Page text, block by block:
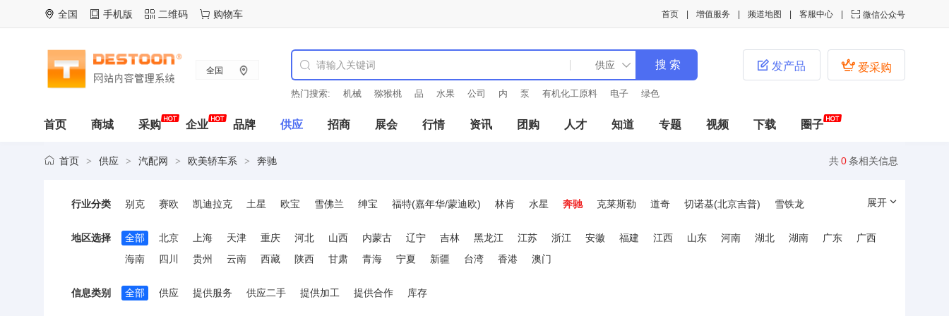
全国 手机版 二维码 购物车  微信公众号
客服中心
频道地图
增值服务
首页
全国
热门搜索: 机械 猕猴桃 品 水果 公司 内 泵 有机化工原料 电子 绿色
 爱采购
 发产品
首页 商城 采购 企业 品牌 供应 招商 展会 行情 资讯 团购 人才 知道 专题 视频 下载 圈子
共0条相关信息
首页 > 供应 > 汽配网 > 欧美轿车系 > 奔驰
行业分类 别克 赛欧 凯迪拉克 土星 欧宝 雪佛兰 绅宝 福特(嘉年华/蒙迪欧) 林肯 水星 奔驰 克莱斯勒 道奇 切诺基(北京吉普)
雪铁龙
展开
地区选择 全部 北京 上海 天津 重庆 河北 山西 内蒙古 辽宁 吉林 黑龙江 江苏 浙江 安徽 福建 江西 山东 河南 湖北 湖南 广东
广西
海南
四川 贵州 云南 西藏 陕西 甘肃 青海 宁夏 新疆 台湾 香港 澳门
信息类别 全部 供应 提供服务 供应二手 提供加工 提供合作 库存